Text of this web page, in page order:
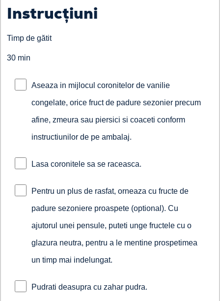
Instrucțiuni
Timp de gătit
30 min
Aseaza in mijlocul coronitelor de vanilie
congelate, orice fruct de padure sezonier precum
afine, zmeura sau piersici si coaceti conform
instructiunilor de pe ambalaj.
Lasa coronitele sa se raceasca.
Pentru un plus de rasfat, orneaza cu fructe de
padure sezoniere proaspete (optional). Cu
ajutorul unei pensule, puteti unge fructele cu o
glazura neutra, pentru a le mentine prospetimea
un timp mai indelungat.
Pudrati deasupra cu zahar pudra.